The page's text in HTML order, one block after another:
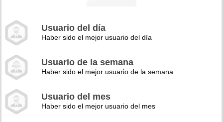
Usuario del día
Haber sido el mejor usuario del día
Usuario de la semana
Haber sido el mejor usuario de la semana
Usuario del mes
Haber sido el mejor usuario del mes